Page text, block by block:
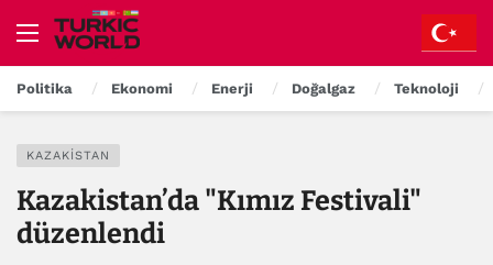
Politika Ekonomi Enerji Doğalgaz Teknoloji
KAZAKISTAN
Kazakistan’da "Kımız Festivali"
düzenlendi